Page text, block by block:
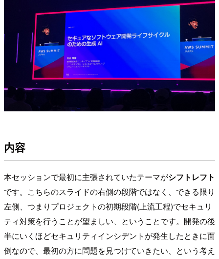
内容
本セッションで最初に主張されていたテーマがシフトレフト
です。こちらのスライドの右側の段階ではなく、できる限り
左側、つまりプロジェクトの初期段階(上流工程)でセキュリ
ティ対策を行うことが望ましい、ということです。開発の後
半にいくほどセキュリティインシデントが発生したときに面
倒なので、最初の方に問題を見つけていきたい、という考え